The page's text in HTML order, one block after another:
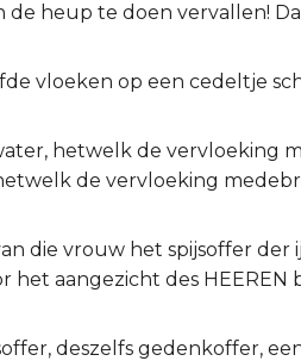
heup te doen vervallen!
vloeken op een cedeltje
hetwelk de vervloeking
de vervloeking
die vrouw het spijsoffer der
het aangezicht des HEEREN
deszelfs gedenkoffer,